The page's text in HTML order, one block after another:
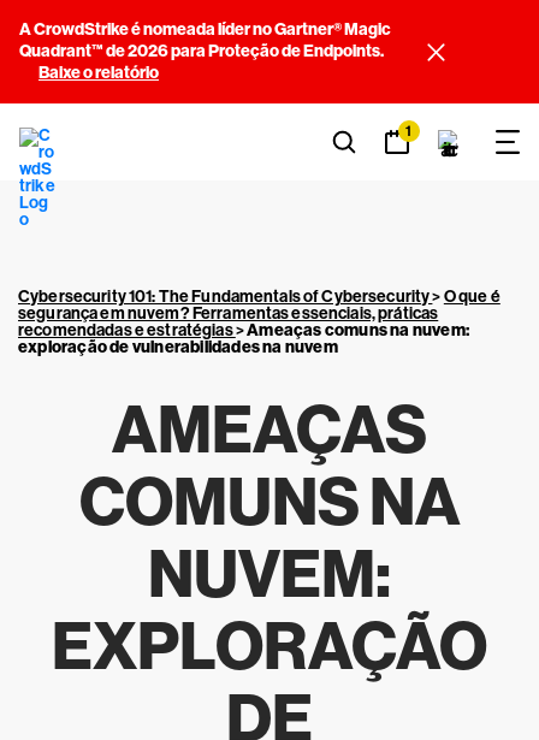
A CrowdStrike é nomeada líder no Gartner® Magic
Quadrant™ de 2026 para Proteção de Endpoints.
Baixe o relatório
1
Cybersecurity 101: The Fundamentals of Cybersecurity>O que é
segurança em nuvem? Ferramentas essenciais, práticas
recomendadas e estratégias>Ameaças comuns na nuvem:
exploração de vulnerabilidades na nuvem
AMEAÇAS
COMUNS NA
NUVEM:
EXPLORAÇÃO
DE